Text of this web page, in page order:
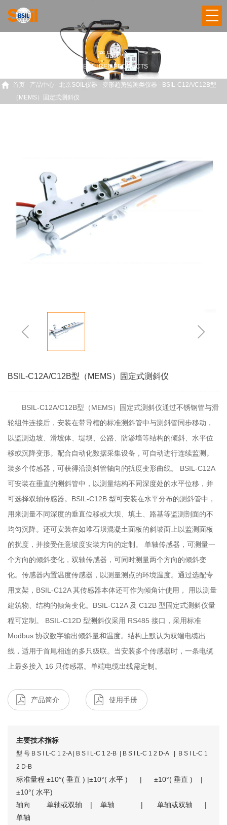
产品中心
FEATURED PRODUCTS
首页 - 产品中心 - 北京SOIL仪器 - 变形趋势监测类仪器 - BSIL-C12A/C12B型
（MEMS）固定式测斜仪
BSIL-C12A/C12B型（MEMS）固定式测斜仪
BSIL-C12A/C12B型（MEMS）固定式测斜仪通过不锈钢管与滑
轮组件连接后，安装在带导槽的标准测斜管中与测斜管同步移动，
以监测边坡、滑坡体、堤坝、公路、防渗墙等结构的倾斜、水平位
移或沉降变形。配合自动化数据采集设备，可自动进行连续监测。
装多个传感器，可获得沿测斜管轴向的扰度变形曲线。 BSIL-C12A
可安装在垂直的测斜管中，以测量结构不同深度处的水平位移，并
可选择双轴传感器。BSIL-C12B 型可安装在水平分布的测斜管中，
用来测量不同深度的垂直位移或大坝、填土、路基等监测剖面的不
均匀沉降。还可安装在如堆石坝混凝土面板的斜坡面上以监测面板
的扰度，并接受任意坡度安装方向的定制。 单轴传感器，可测量一
个方向的倾斜变化，双轴传感器，可同时测量两个方向的倾斜变
化。传感器内置温度传感器，以测量测点的环境温度。通过选配专
用支架，BSIL-C12A 其传感器本体还可作为倾角计使用， 用以测量
建筑物、结构的倾角变化。BSIL-C12A 及 C12B 型固定式测斜仪量
程可定制。 BSIL-C12D 型测斜仪采用 RS485 接口，采用标准
Modbus 协议数字输出倾斜量和温度。结构上默认为双端电缆出
线，适用于首尾相连的多只级联。当安装多个传感器时，一条电缆
上最多接入 16 只传感器。单端电缆出线需定制。
产品简介 使用手册
主要技术指标
型 号 B S I L-C 1 2-A | B S I L-C 1 2-B | B S I L-C 1 2 D-A | B S I L-C 1
2 D-B
标准量程 ±10°( 垂直 ) |±10°( 水平 ) | ±10°( 垂直 ) |
±10°( 水平)
轴向 单轴或双轴 | 单轴 | 单轴或双轴 |
单轴